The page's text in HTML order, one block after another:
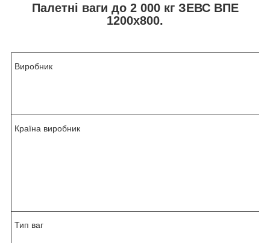
Палетні ваги до 2 000 кг ЗЕВС ВПЕ
1200х800.
Виробник
Країна виробник
Тип ваг